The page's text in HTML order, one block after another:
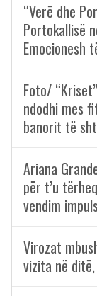
“Verë dhe
Portokallisë
Foto/
ndodhi mes
banorit të
Ariana
për t’u
vendim
Virozat
vizita në